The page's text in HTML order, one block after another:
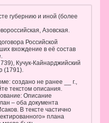
губернию и иной (более
Азовская.
Российской
вхождение в её состав
Кучук-Кайнарджийский
(1791).
создано не ранее __ г.,
текстом описания.
Описание
– оба документа
В тексте частично
плана